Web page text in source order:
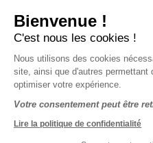
AUTRES
Label Qualité
© Djuringa Juniors
Police
Bienvenue !
C'est nous les cookies !
Nous utilisons des cookies
site, ainsi que d'autres permettant
optimiser votre expérience.
Votre consentement peut être
Lire la politique de confidentialité